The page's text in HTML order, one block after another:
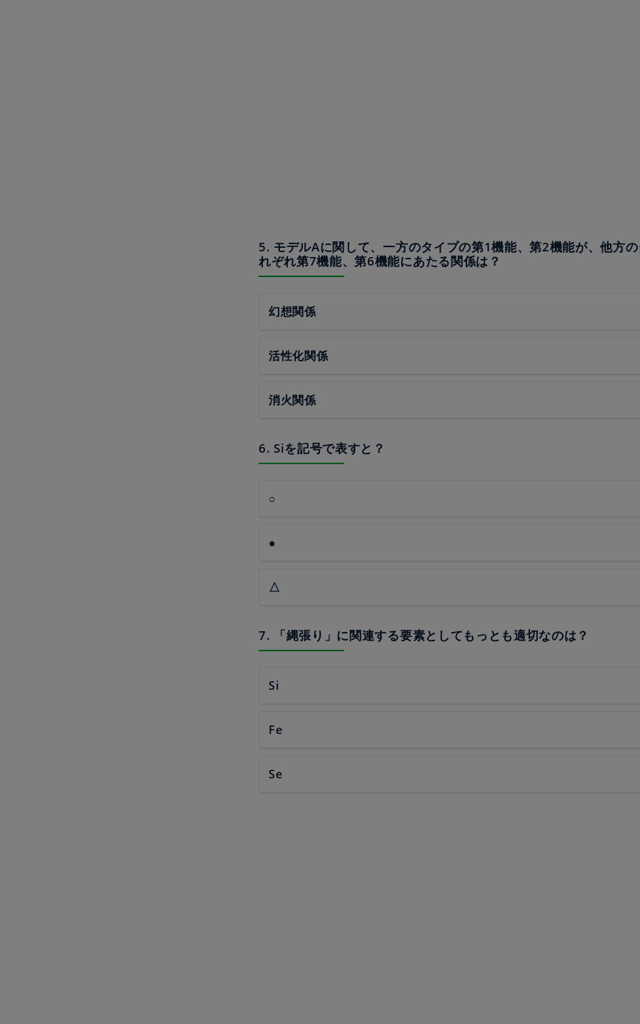
5. モデルAに関して、一方のタイプの第1機能、第2機能が、他方
れぞれ第7機能、第6機能にあたる関係は？
幻想関係
活性化関係
消火関係
6. Siを記号で表すと？
○
●
△
7. 「縄張り」に関連する要素としてもっとも適切なのは？
Si
Fe
Se